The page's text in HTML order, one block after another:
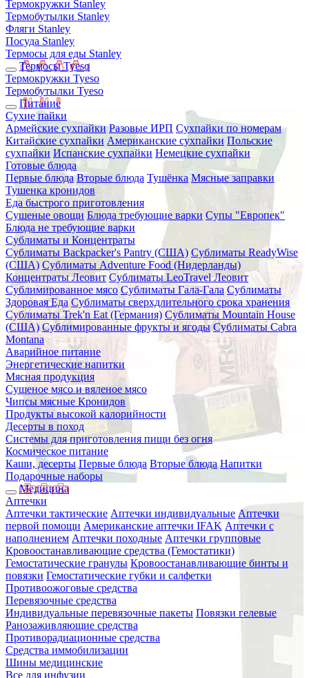
Термокружки Stanley
Термобутылки Stanley
Фляги Stanley
Посуда Stanley
Термосы для еды Stanley
Термосы Tyeso
Термокружки Tyeso
Термобутылки Tyeso
Питание
Сухие пайки
Армейские сухпайки Разовые ИРП Сухпайки по номерам
Китайские сухпайки Американские сухпайки Польские
сухпайки Испанские сухпайки Немецкие сухпайки
Готовые блюда
Первые блюда Вторые блюда Тушёнка Мясные заправки
Тушенка кронидов
Еда быстрого приготовления
Сушеные овощи Блюда требующие варки Супы "Европек"
Блюда не требующие варки
Сублиматы и Концентраты
Сублиматы Backpacker's Pantry (США) Сублиматы ReadyWise
(США) Сублиматы Adventure Food (Нидерланды)
Концентраты Леовит Сублиматы LeoTravel Леовит
Сублимированное мясо Сублиматы Гала-Гала Сублиматы
Здоровая Еда Сублиматы сверхдлительного срока хранения
Сублиматы Trek'n Eat (Германия) Сублиматы Mountain House
(США) Сублимированные фрукты и ягоды Сублиматы Cabra
Montana
Аварийное питание
Энергетические напитки
Мясная продукция
Сушеное мясо и вяленое мясо
Чипсы мясные Кронидов
Продукты высокой калорийности
Десерты в поход
Системы для приготовления пищи без огня
Космическое питание
Каши, десерты Первые блюда Вторые блюда Напитки
Подарочные наборы
Медицина
Аптечки
Аптечки тактические Аптечки индивидуальные Аптечки
первой помощи Американские аптечки IFAK Аптечки с
наполнением Аптечки походные Аптечки групповые
Кровоостанавливающие средства (Гемостатики)
Гемостатические гранулы Кровоостанавливающие бинты и
повязки Гемостатические губки и салфетки
Противоожоговые средства
Перевязочные средства
Индивидуальные перевязочные пакеты Повязки гелевые
Ранозаживляющие средства
Противорадиационные средства
Средства иммобилизации
Шины медицинские
Все для инфузии